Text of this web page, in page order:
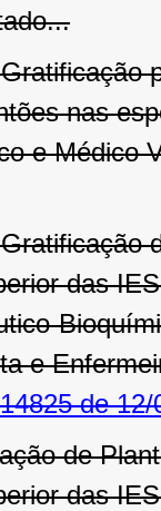
nas
e Médico
das
e
de 12/
de
das